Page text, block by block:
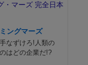
ングマーズ
なずけろ!人類の
はどの企業だ!?